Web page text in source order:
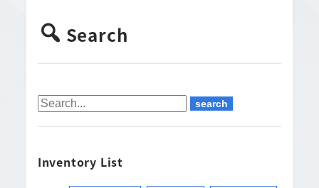
Search
Inventory List